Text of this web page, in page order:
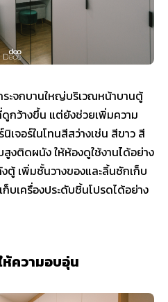
ะจกบานใหญ่บริเวณหน้าบานตู้
กว้างขึ้น แต่ยังช่วยเพิ่มความ
เจอร์ในโทนสีสว่างเช่น สีขาว สี
งติดผนัง ให้ห้องดูใช้งานได้อย่าง
เพิ่มชั้นวางของและลิ้นชักเก็บ
เครื่องประดับชิ้นโปรดได้อย่าง
ห้ความอบอุ่น